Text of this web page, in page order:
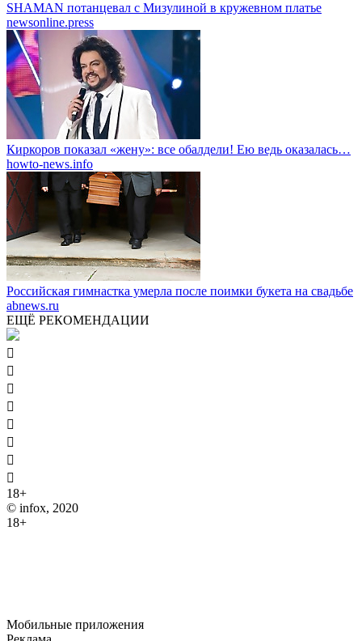
SHAMAN потанцевал с Мизулиной в кружевном платье
newsonline.press
Киркоров показал «жену»: все обалдели! Ею ведь оказалась…
howto-news.info
Российская гимнастка умерла после поимки букета на свадьбе
abnews.ru
ЕЩЁ РЕКОМЕНДАЦИИ








18+
© infox, 2020
18+
Мобильные приложения